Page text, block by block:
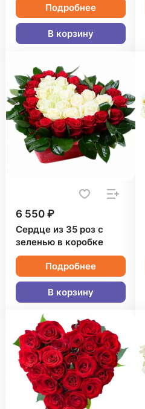
Подробнее
В корзину
6 550 ₽
Сердце из 35 роз с
зеленью в коробке
Подробнее
В корзину